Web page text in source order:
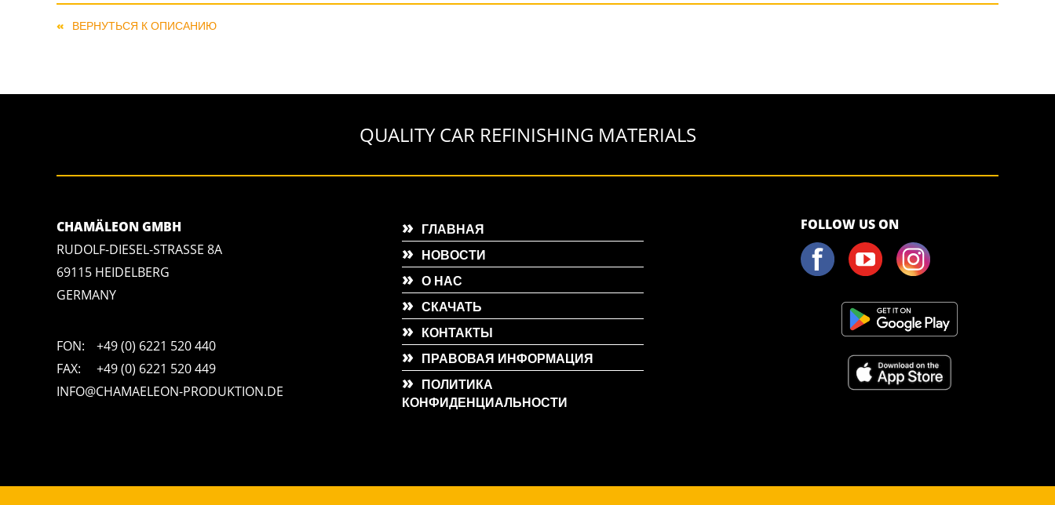
ВЕРНУТЬСЯ К ОПИСАНИЮ
QUALITY CAR REFINISHING MATERIALS
CHAMÄLEON GMBH
RUDOLF-DIESEL-STRASSE 8A
69115 HEIDELBERG
GERMANY
FON:
+49 (0) 6221 520 440
FAX:
+49 (0) 6221 520 449
INFO@CHAMAELEON-PRODUKTION.DE
ГЛАВНАЯ
НОВОСТИ
О НАС
СКАЧАТЬ
КОНТАКТЫ
ПРАВОВАЯ ИНФОРМАЦИЯ
ПОЛИТИКА
КОНФИДЕНЦИАЛЬНОСТИ
FOLLOW US ON